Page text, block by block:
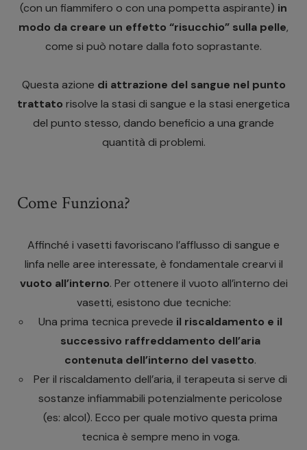
(con un fiammifero o con una pompetta aspirante) in
modo da creare un effetto “risucchio” sulla pelle,
come si può notare dalla foto soprastante.
Questa azione di attrazione del sangue nel punto
trattato risolve la stasi di sangue e la stasi energetica
del punto stesso, dando beneficio a una grande
quantità di problemi.
Come Funziona?
Affinché i vasetti favoriscano l’afflusso di sangue e
linfa nelle aree interessate, è fondamentale crearvi il
vuoto all’interno. Per ottenere il vuoto all’interno dei
vasetti, esistono due tecniche:
Una prima tecnica prevede il riscaldamento e il
successivo raffreddamento dell’aria
contenuta dell’interno del vasetto.
Per il riscaldamento dell’aria, il terapeuta si serve di
sostanze infiammabili potenzialmente pericolose
(es: alcol). Ecco per quale motivo questa prima
tecnica è sempre meno in voga.